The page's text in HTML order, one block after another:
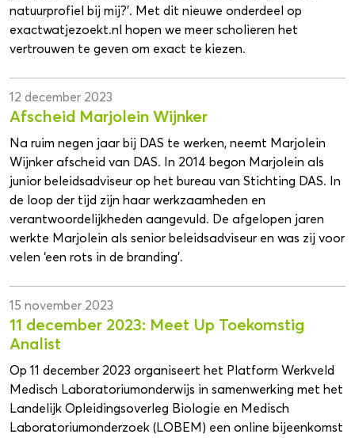
natuurprofiel bij mij?’. Met dit nieuwe onderdeel op
exactwatjezoekt.nl hopen we meer scholieren het
vertrouwen te geven om exact te kiezen.
12 december 2023
Afscheid Marjolein Wijnker
Na ruim negen jaar bij DAS te werken, neemt Marjolein
Wijnker afscheid van DAS. In 2014 begon Marjolein als
junior beleidsadviseur op het bureau van Stichting DAS. In
de loop der tijd zijn haar werkzaamheden en
verantwoordelijkheden aangevuld. De afgelopen jaren
werkte Marjolein als senior beleidsadviseur en was zij voor
velen ‘een rots in de branding’.
15 november 2023
11 december 2023: Meet Up Toekomstig
Analist
Op 11 december 2023 organiseert het Platform Werkveld
Medisch Laboratoriumonderwijs in samenwerking met het
Landelijk Opleidingsoverleg Biologie en Medisch
Laboratoriumonderzoek (LOBEM) een online bijeenkomst